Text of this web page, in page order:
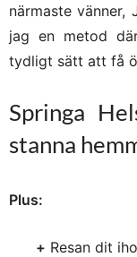
närmaste vänner,
jag en metod
tydligt sätt att få
Springa
stanna
Plus:
+ Resan dit